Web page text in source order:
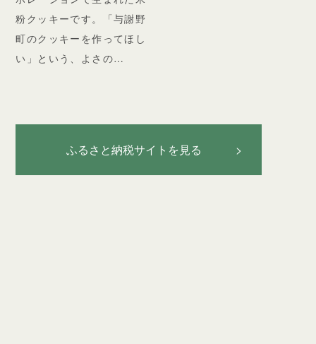
粉クッキーです。「与謝野
町のクッキーを作ってほし
い」という、よさの…
ふるさと納税サイトを見る >